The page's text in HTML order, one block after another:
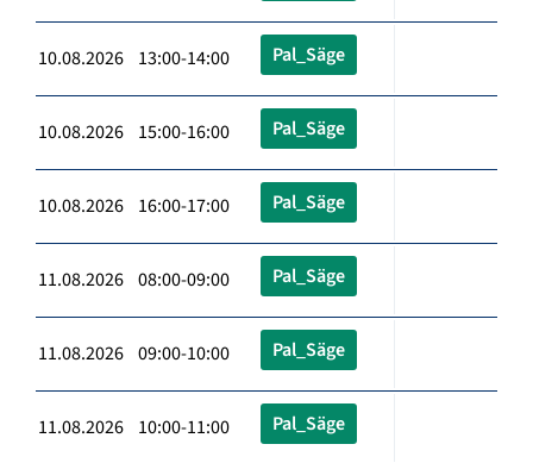
10.08.2026 13:00-14:00 Pal_Säge
10.08.2026 15:00-16:00 Pal_Säge
10.08.2026 16:00-17:00 Pal_Säge
11.08.2026 08:00-09:00 Pal_Säge
11.08.2026 09:00-10:00 Pal_Säge
11.08.2026 10:00-11:00 Pal_Säge